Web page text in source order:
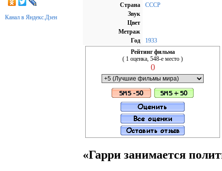
Канал в Яндекс.Дзен
Страна
СССР
Звук
Цвет
Метраж
Год
1933
Рейтинг фильма
( 1 оценка, 548-е место )
0
«Гарри занимается